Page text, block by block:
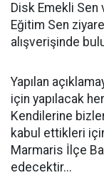
Disk Emekli Sen
Eğitim Sen
alışverişinde
Yapılan
için yapılacak
Kendilerine
kabul ettikleri
Marmaris İlçe
edecektir...